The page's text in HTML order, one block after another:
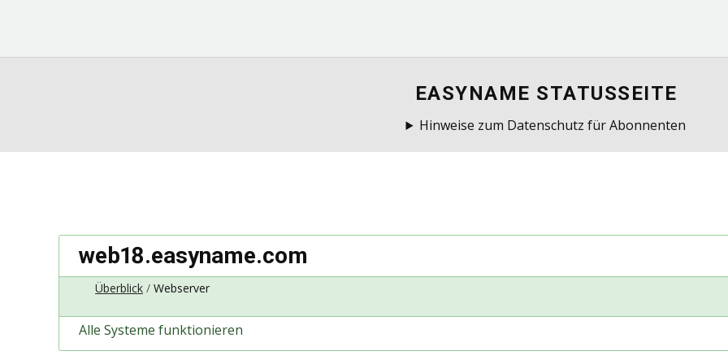
EASYNAME STATUSSEITE
Hinweise zum Datenschutz für Abonnenten
web18.easyname.com
Überblick Webserver
Alle Systeme funktionieren